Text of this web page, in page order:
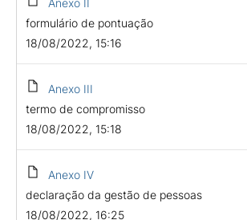
formulário de pontuação
18/08/2022, 15:16
Anexo III
termo de compromisso
18/08/2022, 15:18
Anexo IV
declaração da gestão de pessoas
18/08/2022, 16:25